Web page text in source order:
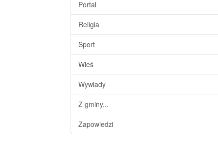
Portal
Religia
Sport
Wieś
Wywiady
Z gminy...
Zapowiedzi